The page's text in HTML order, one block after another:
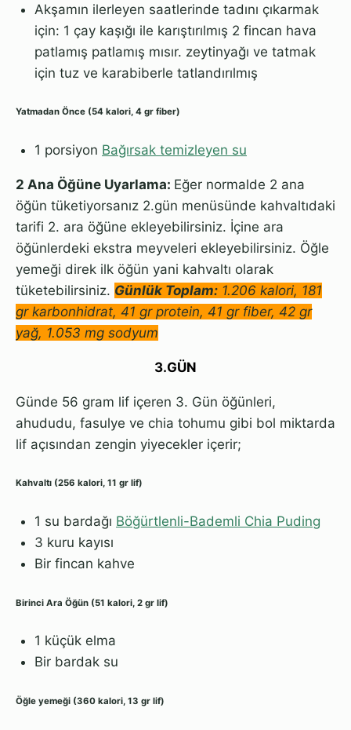
Akşamın ilerleyen saatlerinde tadını çıkarmak
için: 1 çay kaşığı ile karıştırılmış 2 fincan hava
patlamış patlamış mısır. zeytinyağı ve tatmak
için tuz ve karabiberle tatlandırılmış
Yatmadan Önce (54 kalori, 4 gr fiber)
1 porsiyon Bağırsak temizleyen su
2 Ana Öğüne Uyarlama: Eğer normalde 2 ana
öğün tüketiyorsanız 2.gün menüsünde kahvaltıdaki
tarifi 2. ara öğüne ekleyebilirsiniz. İçine ara
öğünlerdeki ekstra meyveleri ekleyebilirsiniz. Öğle
yemeği direk ilk öğün yani kahvaltı olarak
tüketebilirsiniz. Günlük Toplam: 1.206 kalori, 181
gr karbonhidrat, 41 gr protein, 41 gr fiber, 42 gr
yağ, 1.053 mg sodyum
3.GÜN
Günde 56 gram lif içeren 3. Gün öğünleri,
ahududu, fasulye ve chia tohumu gibi bol miktarda
lif açısından zengin yiyecekler içerir;
Kahvaltı (256 kalori, 11 gr lif)
1 su bardağı Böğürtlenli-Bademli Chia Puding
3 kuru kayısı
Bir fincan kahve
Birinci Ara Öğün (51 kalori, 2 gr lif)
1 küçük elma
Bir bardak su
Öğle yemeği (360 kalori, 13 gr lif)